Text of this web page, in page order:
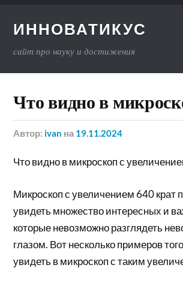
ИННОВАТИКУС
сайт про науку и достижения
Что видно в
Автор: ivan на 19.11.2024
Что видно в микроскоп с
Микроскоп с увеличением 640 крат
увидеть множество интересных и
которые невозможно разглядеть
глазом. Вот несколько примеров
увидеть в микроскоп с таким